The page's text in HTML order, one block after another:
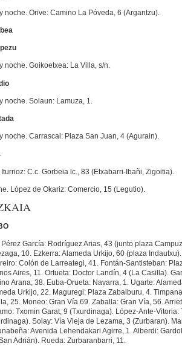
noche. Orive: Camino La Póveda, 6 (Argantzu).
noche. Goikoetxea: La Villa, s/n.
noche. Solaun: Lamuza, 1.
noche. Carrascal: Plaza San Juan, 4 (Agurain).
Iturrioz: C.c. Gorbeia lc., 83 (Etxabarri-Ibañi, Zigoitia).
López de Okariz: Comercio, 15 (Legutio).
Pérez García: Rodríguez Arias, 43 (junto plaza
10. Ezkerra: Alameda Urkijo, 60 (plaza
Colón de Larreategi, 41. Fontán-Santisteban:
Aires, 11. Ortueta: Doctor Landín, 4 (La Casilla).
Arana, 38. Euba-Orueta: Navarra, 1. Ugarte:
Urkijo, 22. Maguregi: Plaza Zabalburu, 4.
25. Moneo: Gran Vía 69. Zaballa: Gran Vía, 56.
Txomin Garat, 9 (Txurdinaga). López-Ante-Vitoria:
Solay: Vía Vieja de Lezama, 3 (Zurbaran).
Avenida Lehendakari Agirre, 1. Alberdi:
Adrián). Rueda: Zurbaranbarri, 11.